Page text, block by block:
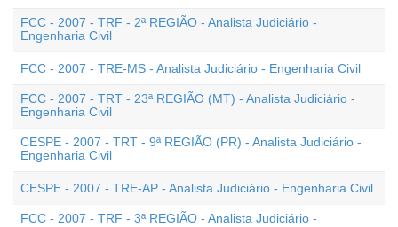
FCC - 2007 - TRF - 2ª REGIÃO - Analista Judiciário -
Engenharia Civil
FCC - 2007 - TRE-MS - Analista Judiciário - Engenharia Civil
FCC - 2007 - TRT - 23ª REGIÃO (MT) - Analista Judiciário -
Engenharia Civil
CESPE - 2007 - TRT - 9ª REGIÃO (PR) - Analista Judiciário -
Engenharia Civil
CESPE - 2007 - TRE-AP - Analista Judiciário - Engenharia Civil
FCC - 2007 - TRF - 3ª REGIÃO - Analista Judiciário -